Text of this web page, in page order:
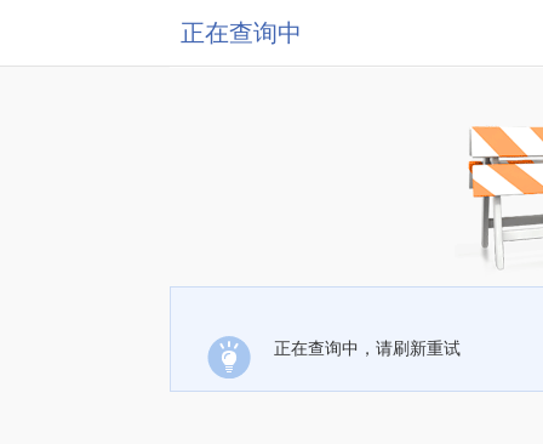
正在查询中
正在查询中，请刷新重试